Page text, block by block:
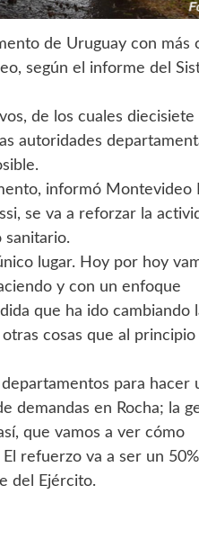
de Uruguay con más
según el informe del
de los cuales diecisiete
autoridades
informó Montevideo
se va a reforzar la
lugar. Hoy por hoy
y con un enfoque
que ha ido cambiando
cosas que al principio
para hacer
demandas en Rocha; la
que vamos a ver cómo
refuerzo va a ser un
del Ejército.